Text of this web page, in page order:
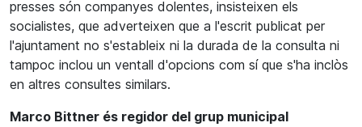
presses són companyes dolentes, insisteixen els
socialistes, que adverteixen que a l'escrit publicat per
l'ajuntament no s'estableix ni la durada de la consulta ni
tampoc inclou un ventall d'opcions com sí que s'ha inclòs
en altres consultes similars.
Marco Bittner és regidor del grup municipal